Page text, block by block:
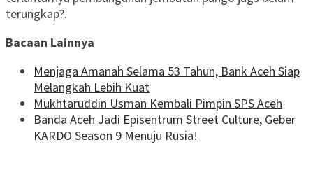
terungkap?.
Bacaan Lainnya
Menjaga Amanah Selama 53 Tahun, Bank Aceh Siap
Melangkah Lebih Kuat
Mukhtaruddin Usman Kembali Pimpin SPS Aceh
Banda Aceh Jadi Episentrum Street Culture, Geber
KARDO Season 9 Menuju Rusia!